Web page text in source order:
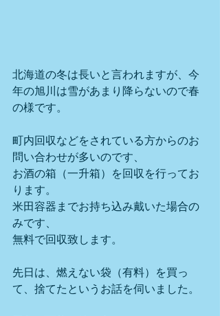
北海道の冬は長いと言われますが、今
年の旭川は雪があまり降らないので春
の様です。
町内回収などをされている方からのお
問い合わせが多いのです、
お酒の箱（一升箱）を回収を行ってお
ります。
米田容器までお持ち込み戴いた場合の
みです、
無料で回収致します。
先日は、燃えない袋（有料）を買っ
て、捨てたというお話を伺いました。